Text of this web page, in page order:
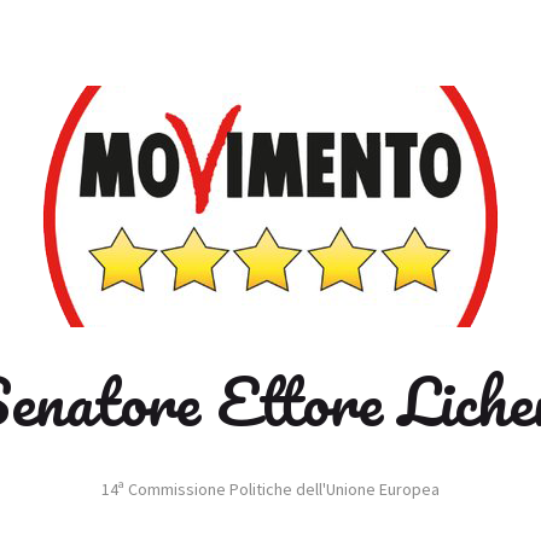
Ettore
14ª Commissione Politiche dell'Unione Europea